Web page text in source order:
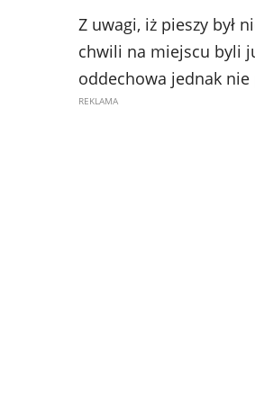
Z uwagi, iż pieszy był
chwili na miejscu byli
oddechowa jednak nie